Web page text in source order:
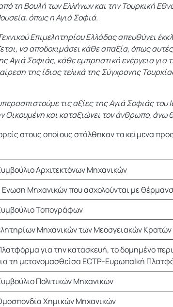
τη Βουλή των Ελλήνων και την Τουρκική
όπως η Αγιά Σοφιά.
Επιμελητηρίου Ελλάδας απευθύνει
να αποδοκιμάσει κάθε απαξία, όπως
Αγιά Σοφιάς, κάθε εμπρηστική ενέργεια
της ίδιας τελικά της Σύγχρονης
τις αξίες της Αγιά Σοφιάς του
Οικουμένη και καταξιώνει τον άνθρωπο, άνω
στους οποίους στάλθηκαν τα κείμενα
Αρχιτεκτόνων Μηχανικών
Ενωση Μηχανικών που ασχολούνται με
Τοπογράφων
Μηχανικών των Μεοσγειακών Κρατών
για την κατασκευή, το δομημένο
τη μετονομασθείσα ECTP-ΕυρωπαΙκή
Πολιτικών Μηχανικών
Χημικών Μηχανικών